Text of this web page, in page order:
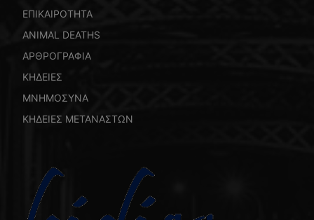
ΕΠΙΚΑΙΡΟΤΗΤΑ
ANIMAL DEATHS
ΑΡΘΡΟΓΡΑΦΙΑ
ΚΗΔΕΙΕΣ
ΜΝΗΜΟΣΥΝΑ
ΚΗΔΕΙΕΣ ΜΕΤΑΝΑΣΤΩΝ